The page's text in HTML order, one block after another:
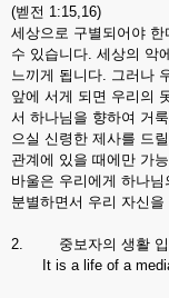
(벧전 1:15,16)
세상으로 구별되어야
수 있습니다. 세상의 악
느끼게 됩니다. 그러나
앞에 서게 되면 우리의
서 하나님을 향하여 거
으실 신령한 제사를 드
관계에 있을 때에만 가
바울은 우리에게 하나
분별하면서 우리 자신
2. 중보자의 생활 입
It is a life of a